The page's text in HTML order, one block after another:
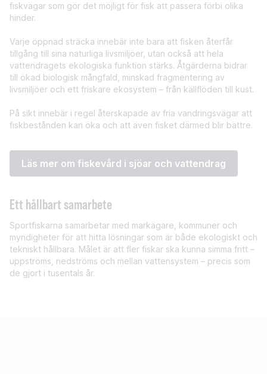
fiskvägar som gör det möjligt för fisk att passera förbi olika
hinder.
Varje öppnad sträcka innebär inte bara att fisken återfår
tillgång till sina naturliga livsmiljöer, utan också att hela
vattendragets ekologiska funktion stärks. Åtgärderna bidrar
till ökad biologisk mångfald, minskad fragmentering av
livsmiljöer och ett friskare ekosystem – från källflöden till kust.
På sikt innebär i regel återskapade av fria vandringsvägar att
fiskbestånden kan öka och att även fisket därmed blir bättre.
Läs mer om fiskevård i sjöar och vattendrag
Ett hållbart samarbete
Sportfiskarna samarbetar med markägare, kommuner och
myndigheter för att hitta lösningar som är både ekologiskt och
tekniskt hållbara. Målet är att fler fiskar ska kunna simma fritt –
uppströms, nedströms och mellan vattensystem – precis som
de gjort i tusentals år.